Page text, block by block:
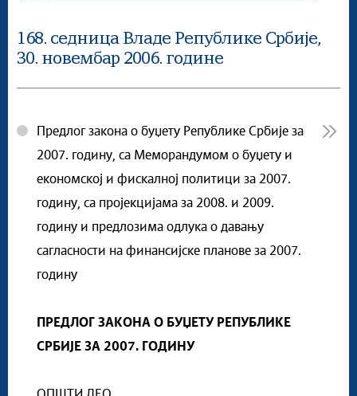
168. седница Владе Републике Србије,
30. новембар 2006. године
Предлог закона о буџету Републике Србије за
2007. годину, са Меморандумом о буџету и
економској и фискалној политици за 2007.
годину, са пројекцијама за 2008. и 2009.
годину и предлозима одлука о давању
сагласности на финансијске планове за 2007.
годину
ПРЕДЛОГ ЗАКОНА О БУЏЕТУ РЕПУБЛИКЕ
СРБИЈЕ ЗА 2007. ГОДИНУ